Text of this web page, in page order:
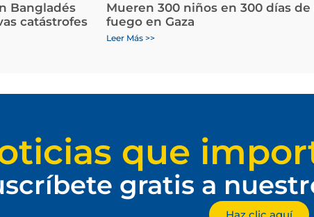
Bangladés
catástrofes
Mueren 300 niños en 300 días de
fuego en Gaza
Leer Más >>
que
gratis a